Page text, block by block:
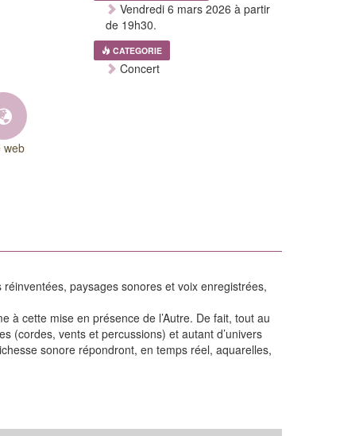
Vendredi 6 mars 2026 à partir
de 19h30.
CATEGORIE
Concert
web
paysages sonores et voix enregistrées,
à cette mise en présence de l’Autre. De fait, tout au
(cordes, vents et percussions) et autant d’univers
sonore répondront, en temps réel, aquarelles,